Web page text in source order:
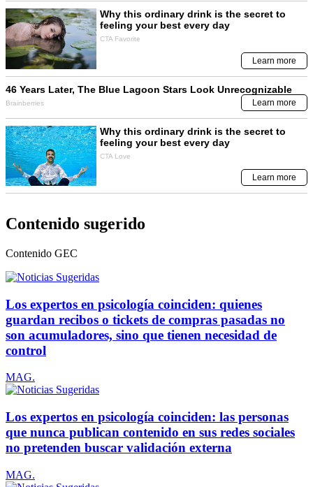
Contenido sugerido
Contenido GEC
Los expertos en psicología coinciden: quienes
guardan recibos o tickets de compras pasadas no
son acumuladores, sino que tienen necesidad de
control
MAG.
Los expertos en psicología coinciden: las personas
que nunca publican contenido en sus redes sociales
no pretenden buscar validación externa
MAG.